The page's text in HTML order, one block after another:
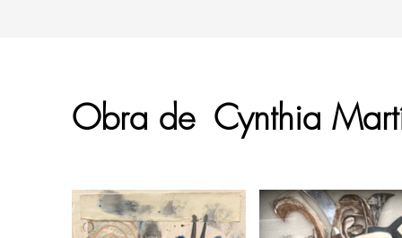
Obra de Cynthia